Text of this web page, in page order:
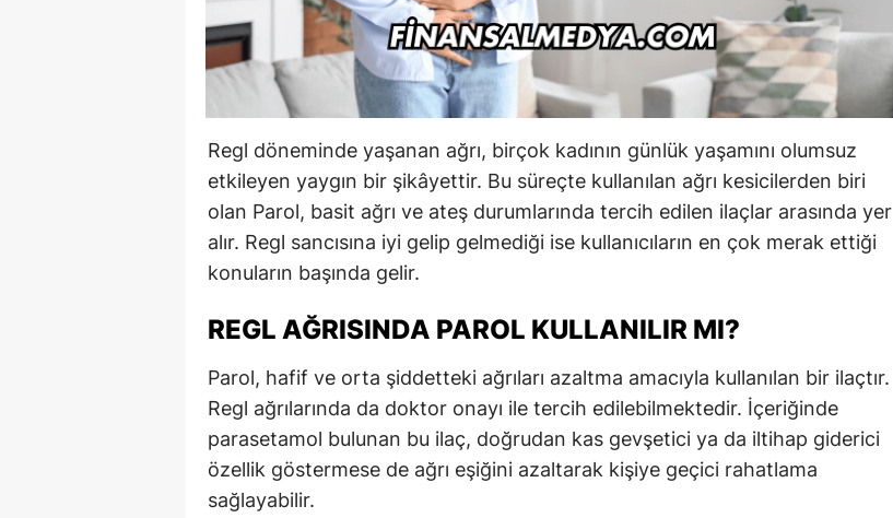
Regl döneminde yaşanan ağrı, birçok kadının günlük yaşamını olumsuz
etkileyen yaygın bir şikâyettir. Bu süreçte kullanılan ağrı kesicilerden biri
olan Parol, basit ağrı ve ateş durumlarında tercih edilen ilaçlar arasında yer
alır. Regl sancısına iyi gelip gelmediği ise kullanıcıların en çok merak ettiği
konuların başında gelir.
REGL AĞRISINDA PAROL KULLANILIR MI?
Parol, hafif ve orta şiddetteki ağrıları azaltma amacıyla kullanılan bir ilaçtır.
Regl ağrılarında da doktor onayı ile tercih edilebilmektedir. İçeriğinde
parasetamol bulunan bu ilaç, doğrudan kas gevşetici ya da iltihap giderici
özellik göstermese de ağrı eşiğini azaltarak kişiye geçici rahatlama
sağlayabilir.